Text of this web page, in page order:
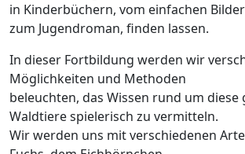
in Kinderbüchern, vom einfachen
zum Jugendroman, finden lassen.
In dieser Fortbildung werden wir
Möglichkeiten und Methoden
beleuchten, das Wissen rund um diese
Waldtiere spielerisch zu vermitteln.
Wir werden uns mit verschiedenen